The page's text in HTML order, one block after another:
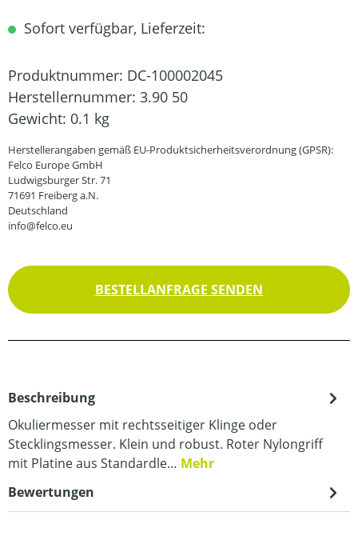
Sofort verfügbar, Lieferzeit:
Produktnummer: DC-100002045
Herstellernummer: 3.90 50
Gewicht: 0.1 kg
Herstellerangaben gemäß EU-Produktsicherheitsverordnung (GPSR):
Felco Europe GmbH
Ludwigsburger Str. 71
71691 Freiberg a.N.
Deutschland
info@felco.eu
BESTELLANFRAGE SENDEN
Beschreibung
Okuliermesser mit rechtsseitiger Klinge oder
Stecklingsmesser. Klein und robust. Roter Nylongriff
mit Platine aus Standardle… Mehr
Bewertungen